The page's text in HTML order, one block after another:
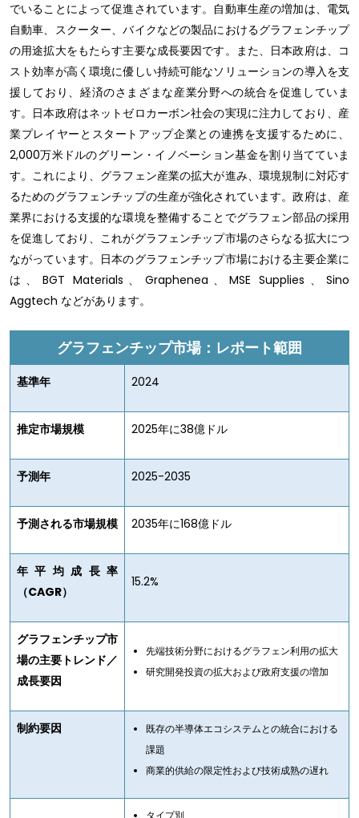
でいることによって促進されています。自動車生産の増加は、電気
自動車、スクーター、バイクなどの製品におけるグラフェンチップ
の用途拡大をもたらす主要な成長要因です。また、日本政府は、コ
スト効率が高く環境に優しい持続可能なソリューションの導入を支
援しており、経済のさまざまな産業分野への統合を促進していま
す。日本政府はネットゼロカーボン社会の実現に注力しており、産
業プレイヤーとスタートアップ企業との連携を支援するために、
2,000万米ドルのグリーン・イノベーション基金を割り当てていま
す。これにより、グラフェン産業の拡大が進み、環境規制に対応す
るためのグラフェンチップの生産が強化されています。政府は、産
業界における支援的な環境を整備することでグラフェン部品の採用
を促進しており、これがグラフェンチップ市場のさらなる拡大につ
ながっています。日本のグラフェンチップ市場における主要企業に
は、BGT Materials、Graphenea、MSE Supplies、Sino
Aggtech などがあります。
グラフェンチップ市場：レポート範囲
基準年 2024
推定市場規模 2025年に38億ドル
予測年 2025-2035
予測される市場規模 2035年に168億ドル
年平均成長率
（CAGR）
15.2%
グラフェンチップ市
場の主要トレンド／
成長要因
先端技術分野におけるグラフェン利用の拡大
研究開発投資の拡大および政府支援の増加
制約要因
既存の半導体エコシステムとの統合における
課題
商業的供給の限定性および技術成熟の遅れ
タイプ別